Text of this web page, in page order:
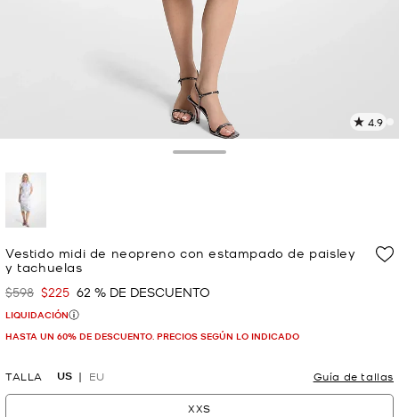
4.9
Vestido midi de neopreno con estampado de paisley
y tachuelas
Era
$598 Ahora
$225 62 % DE DESCUENTO
LIQUIDACIÓN
HASTA UN 60% DE DESCUENTO. PRECIOS SEGÚN LO INDICADO
TALLA US EU Guía de tallas
XXS